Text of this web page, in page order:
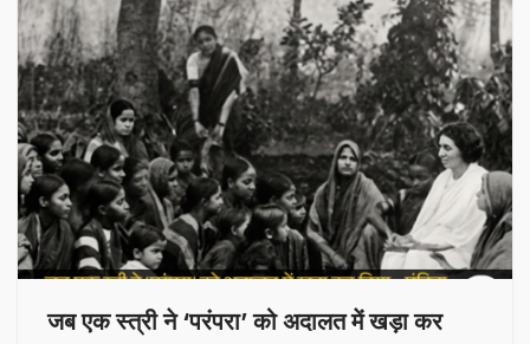
जब एक स्त्री ने ‘परंपरा’ को अदालत में खड़ा कर